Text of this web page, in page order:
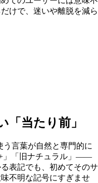
けで、迷いや離脱を減ら
「当たり前」
言葉が自然と専門的に
」「旧ナチュラル」——
表記でも、初めてそのサ
不明な記号にすぎませ